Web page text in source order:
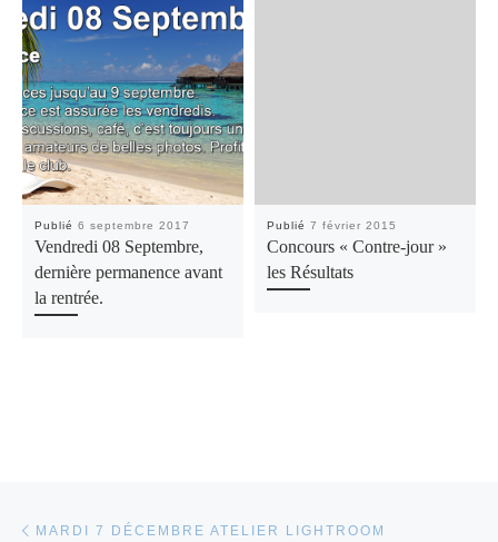
Publié6 septembre 2017
Vendredi 08 Septembre,
dernière permanence avant
la rentrée.
Publié7 février 2015
Concours « Contre-jour »
les Résultats
MARDI 7 DÉCEMBRE ATELIER LIGHTROOM